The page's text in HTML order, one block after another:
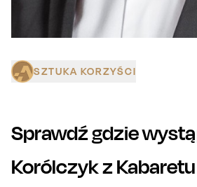
SZTUKA KORZYŚCI
Sprawdź gdzie
Korólczyk z